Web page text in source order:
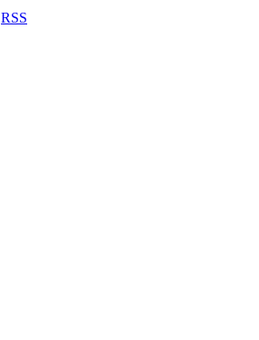
RSS